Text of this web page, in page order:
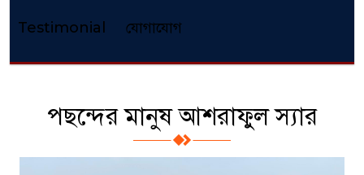
Testimonial যোগাযোগ
পছন্দের মানুষ আশরাফুল স্যার